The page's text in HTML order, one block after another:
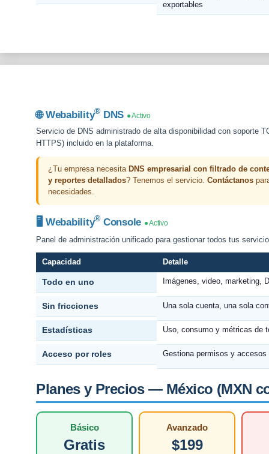
exportables
🌐 Webability® DNS ● Activo
Servicio de DNS administrado de alta disponibilidad con soporte
HTTPS) incluido en la plataforma.
¿Tu empresa necesita DNS empresarial con filtrado de
y reportes detallados? Tenemos el servicio.Contáctanos
necesidades.
🖥 Webability® Console ● Activo
Panel de administración unificado para gestionar todos tus
Capacidad Detalle
Todo en uno Imágenes, video, marketing,
Sin fricciones Una sola cuenta, una sola
Estadísticas Uso, consumo y métricas de
Acceso por roles Gestiona permisos y accesos
Planes y Precios — México (MXN
Básico
Gratis
Avanzado
$199